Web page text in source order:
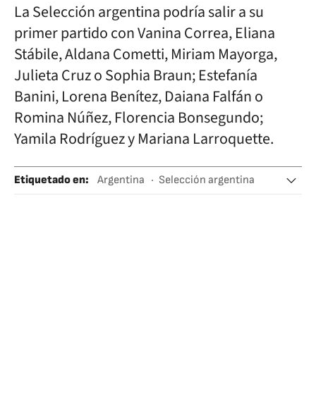
La Selección argentina podría salir a su
primer partido con Vanina Correa, Eliana
Stábile, Aldana Cometti, Miriam Mayorga,
Julieta Cruz o Sophia Braun; Estefanía
Banini, Lorena Benítez, Daiana Falfán o
Romina Núñez, Florencia Bonsegundo;
Yamila Rodríguez y Mariana Larroquette.
Etiquetado en: Argentina
Selección argentina